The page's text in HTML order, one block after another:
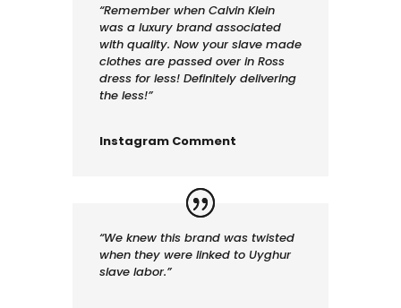
“Remember when Calvin Klein
was a luxury brand associated
with quality. Now your slave made
clothes are passed over in Ross
dress for less! Definitely delivering
the less!”
Instagram Comment
“We knew this brand was twisted
when they were linked to Uyghur
slave labor.”